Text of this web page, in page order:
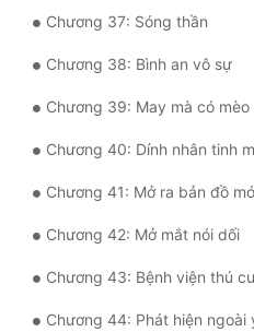
Đồng Nhân
Cẩu Đạo Trường Sinh
Ngự Thú
Truyện Nam
Truyện Nữ
Vô Địch Lưu
Xây Dựng Thế Lực
Chương 37: Sóng thần
Chương 38: Bình an vô sự
Chương 39: May mà có mèo
Chương 40: Dính nhân tinh
Chương 41: Mở ra bản đồ
Chương 42: Mở mắt nói dối
Chương 43: Bệnh viện thú
Chương 44: Phát hiện ngoài